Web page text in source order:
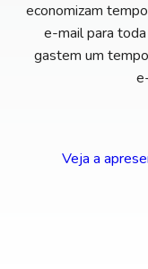
economizam
e-mail para
gastem um
Veja a